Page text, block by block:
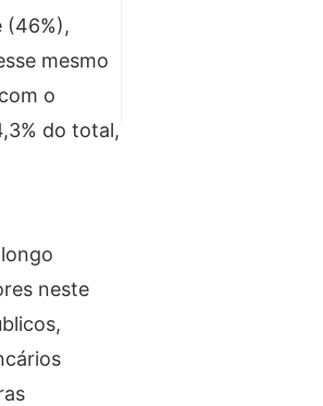
(46%),
mesmo
o
do total,
neste